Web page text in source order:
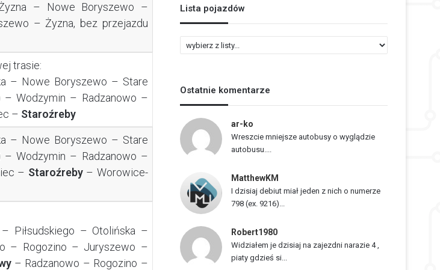
– Nowe Boryszewo –
– Żyzna, bez przejazdu
trasie:
– Nowe Boryszewo – Stare
Wodzymin – Radzanowo –
– Staroźreby
– Nowe Boryszewo – Stare
Wodzymin – Radzanowo –
– Staroźreby– Worowice-
Piłsudskiego – Otolińska –
– Rogozino – Juryszewo –
– Radzanowo – Rogozino –
Lista pojazdów
i
a
p
j
a
Ostatnie komentarze
ar-ko
Wreszcie mniejsze autobusy o wyglądzie
autobusu....
MatthewKM
I dzisiaj debiut miał jeden z nich o numerze
798 (ex. 9216)...
Robert1980
Widziałem je dzisiaj na zajezdni narazie 4 ,
piaty gdzieś si...